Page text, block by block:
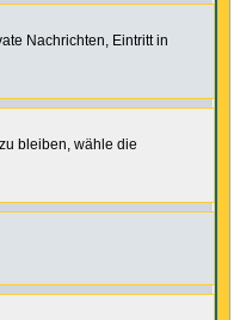
Nachrichten, Eintritt in
bleiben, wähle die